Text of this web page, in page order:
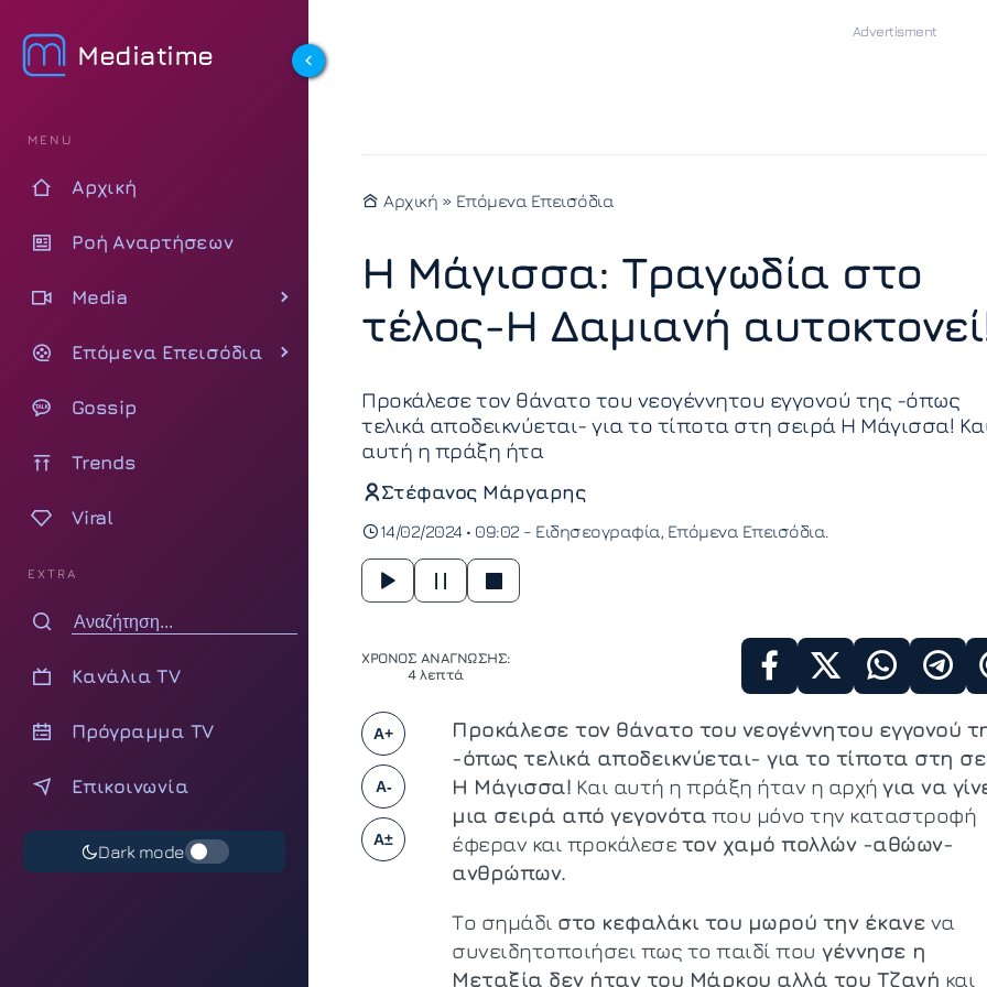
Mediatime
MENU
Αρχική
Ροή Αναρτήσεων
Media
Επόμενα Επεισόδια
Gossip
Trends
Viral
EXTRA
Κανάλια TV
Πρόγραμμα TV
Επικοινωνία
Dark mode
Αρχική » Επόμενα Επεισόδια
Η Μάγισσα: Τραγωδία στο
τέλος-Η Δαμιανή
Προκάλεσε τον θάνατο του νεογέννητου εγγονού της -όπως
τελικά αποδεικνύεται- για το τίποτα στη σειρά Η Μάγισσα!
αυτή η πράξη ήτα
Στέφανος Μάργαρης
14/02/2024 • 09:02 - Ειδησεογραφία Επόμενα Επεισόδια
ΧΡΟΝΟΣ ΑΝΑΓΝΩΣΗΣ:
4 λεπτά
A+
A-
A±
Προκάλεσε τον θάνατο του νεογέννητου εγγονού
-όπως τελικά αποδεικνύεται- για το τίποτα στη
Η Μάγισσα! Και αυτή η πράξη ήταν η αρχή για να
μια σειρά από γεγονότα που μόνο την καταστροφή
έφεραν και προκάλεσε τον χαμό πολλών -αθώων-
ανθρώπων.
Το σημάδι στο κεφαλάκι του μωρού την έκανε να
συνειδητοποιήσει πως το παιδί που γέννησε η
Μεταξία δεν ήταν του Μάρκου αλλά του Τζανή και